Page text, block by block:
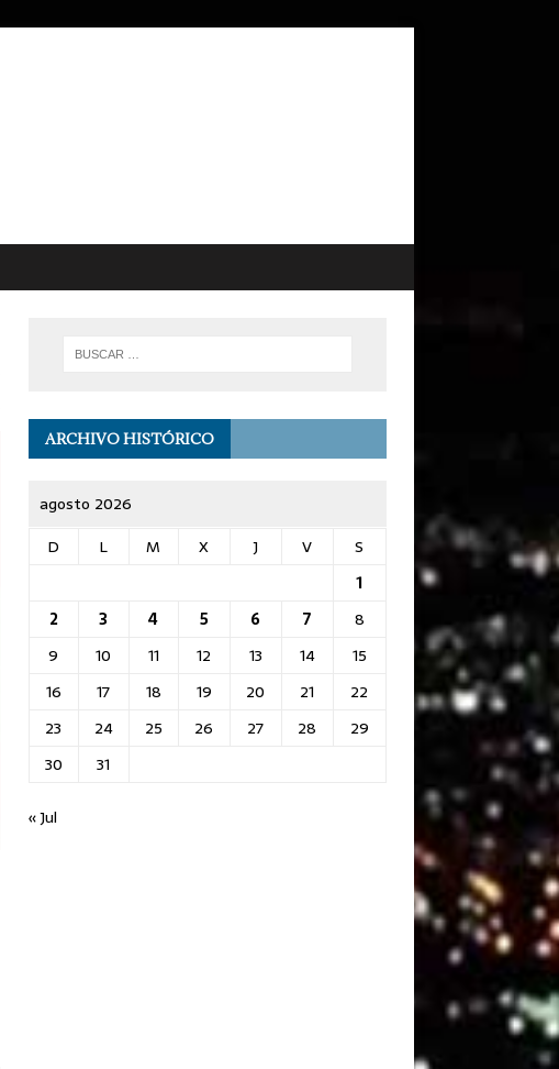
ARCHIVO HISTÓRICO
agosto 2026
D
L M X J V
S
1
2
3 4 5 6 7
8
9
10 11 12 13 14
15
16
17 18 19 20 21
22
23
24 25 26 27 28
29
30
31
« Jul